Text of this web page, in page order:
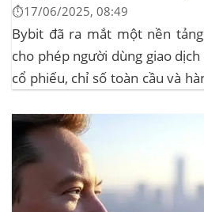
⏱️17/06/2025, 08:49
Bybit đã ra mắt một nền
cho phép người dùng giao dịch
cổ phiếu, chỉ số toàn cầu và
giao dịch tiền mã hóa...